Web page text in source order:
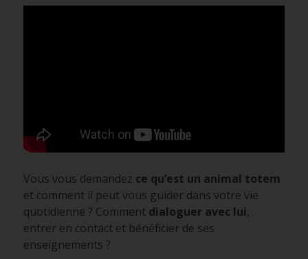
Vous vous demandez ce qu’est un animal totem
et comment il peut vous guider dans votre vie
quotidienne ? Comment dialoguer avec lui,
entrer en contact et bénéficier de ses
enseignements ?